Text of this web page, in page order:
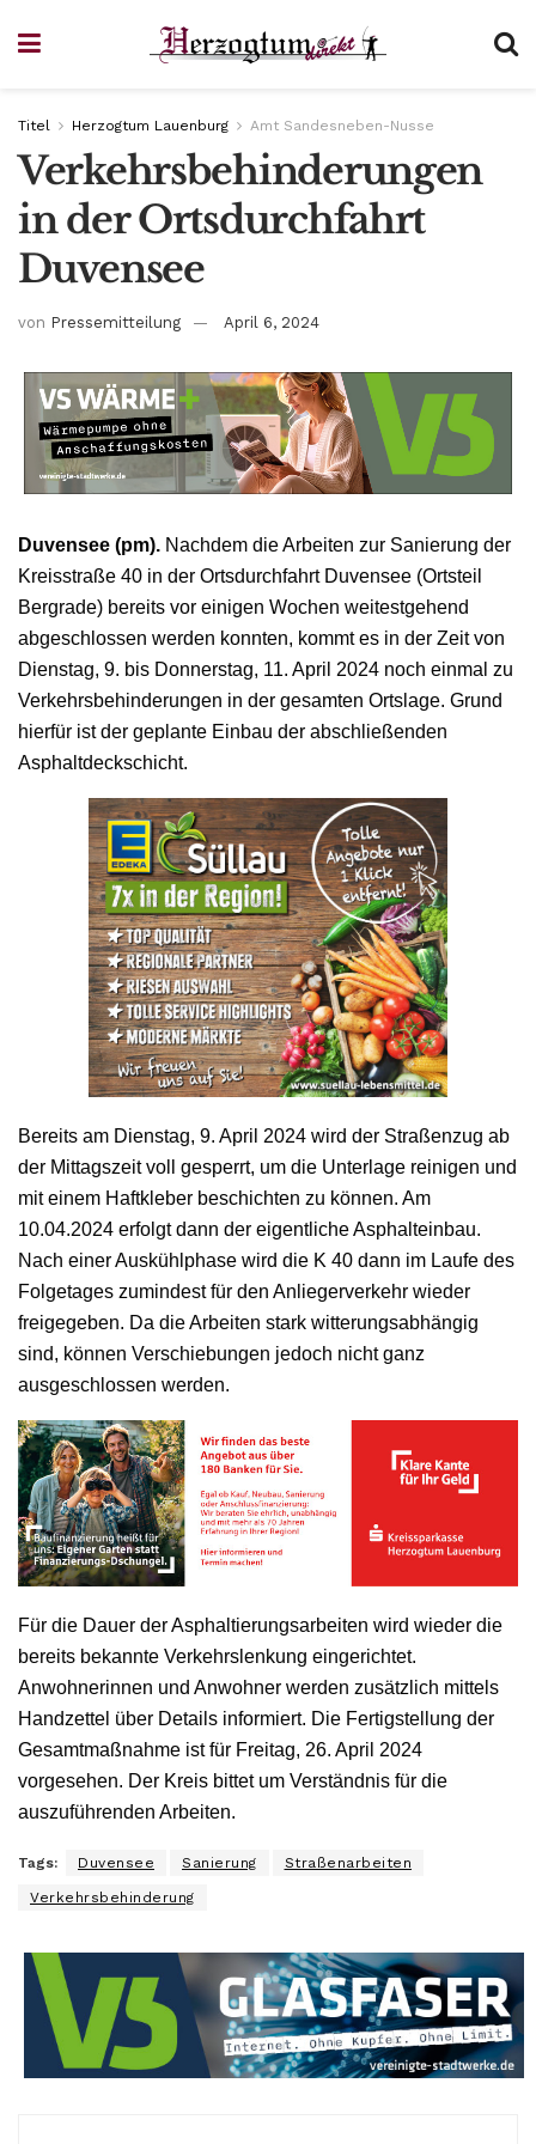
Titel Herzogtum Lauenburg Amt Sandesneben-Nusse
Verkehrsbehinderungen
in der Ortsdurchfahrt
Duvensee
von Pressemitteilung April 6, 2024
Duvensee (pm). Nachdem die Arbeiten zur Sanierung der
Kreisstraße 40 in der Ortsdurchfahrt Duvensee (Ortsteil
Bergrade) bereits vor einigen Wochen weitestgehend
abgeschlossen werden konnten, kommt es in der Zeit von
Dienstag, 9. bis Donnerstag, 11. April 2024 noch einmal zu
Verkehrsbehinderungen in der gesamten Ortslage. Grund
hierfür ist der geplante Einbau der abschließenden
Asphaltdeckschicht.
Bereits am Dienstag, 9. April 2024 wird der Straßenzug ab
der Mittagszeit voll gesperrt, um die Unterlage reinigen und
mit einem Haftkleber beschichten zu können. Am
10.04.2024 erfolgt dann der eigentliche Asphalteinbau.
Nach einer Auskühlphase wird die K 40 dann im Laufe des
Folgetages zumindest für den Anliegerverkehr wieder
freigegeben. Da die Arbeiten stark witterungsabhängig
sind, können Verschiebungen jedoch nicht ganz
ausgeschlossen werden.
Für die Dauer der Asphaltierungsarbeiten wird wieder die
bereits bekannte Verkehrslenkung eingerichtet.
Anwohnerinnen und Anwohner werden zusätzlich mittels
Handzettel über Details informiert. Die Fertigstellung der
Gesamtmaßnahme ist für Freitag, 26. April 2024
vorgesehen. Der Kreis bittet um Verständnis für die
auszuführenden Arbeiten.
Tags: Duvensee Sanierung Straßenarbeiten
Verkehrsbehinderung